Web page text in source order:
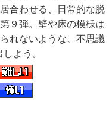
合わせる、日常的な脱
９弾。壁や床の模様は
れないような、不思議
よう。